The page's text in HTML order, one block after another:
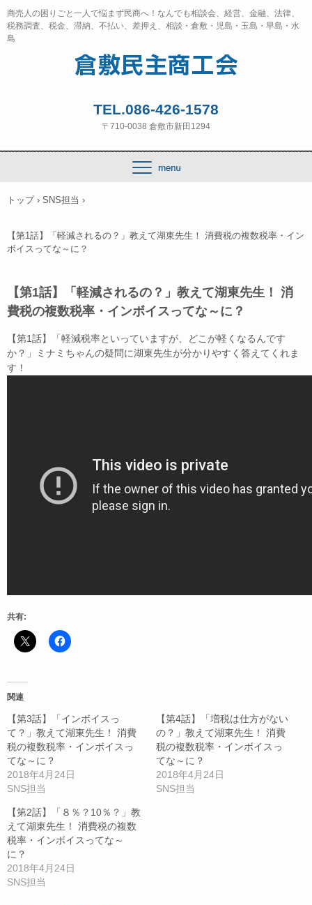
商売人の困りごと一人で悩まず民商へ！なんでも相談会、経営、金融、法律、
税務調査、税金、滞納、不払い、差押え、相談・倉敷・児島・玉島・早島・水
島
TEL.086-426-1578
〒710-0038 倉敷市新田1294
トップ › SNS担当 ›
【第1話】「軽減されるの？」教えて湖東先生！ 消費税の複数税率・イン
ボイスってな～に？
【第1話】「軽減されるの？」教えて湖東先生！ 消
費税の複数税率・インボイスってな～に？
【第1話】「軽減税率といっていますが、どこが軽くなるんです
か？」ミナミちゃんの疑問に湖東先生が分かりやすく答えてくれま
す！
共有:
関連
【第3話】「インボイスっ
て？」教えて湖東先生！ 消費
税の複数税率・インボイスっ
てな～に？
2018年4月24日
SNS担当
【第4話】「増税は仕方がない
の？」教えて湖東先生！ 消費
税の複数税率・インボイスっ
てな～に？
2018年4月24日
SNS担当
【第2話】「８％？10％？」教
えて湖東先生！ 消費税の複数
税率・インボイスってな～
に？
2018年4月24日
SNS担当